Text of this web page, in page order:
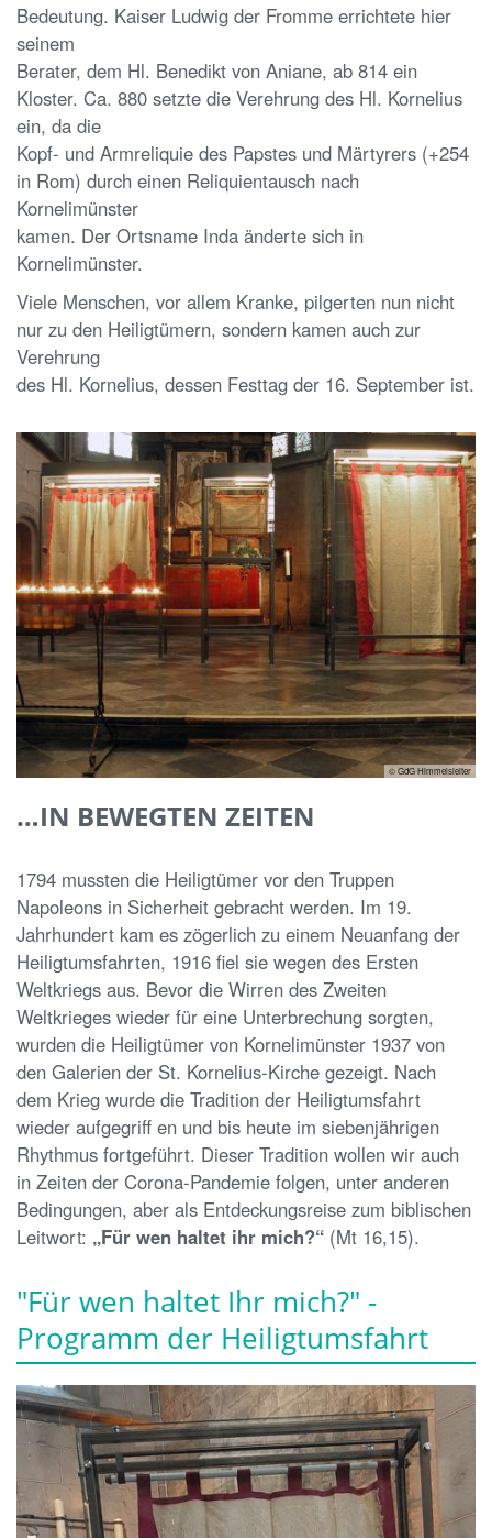
Bedeutung. Kaiser Ludwig der Fromme errichtete hier
seinem
Berater, dem Hl. Benedikt von Aniane, ab 814 ein
Kloster. Ca. 880 setzte die Verehrung des Hl. Kornelius
ein, da die
Kopf- und Armreliquie des Papstes und Märtyrers (+254
in Rom) durch einen Reliquientausch nach
Kornelimünster
kamen. Der Ortsname Inda änderte sich in
Kornelimünster.
Viele Menschen, vor allem Kranke, pilgerten nun nicht
nur zu den Heiligtümern, sondern kamen auch zur
Verehrung
des Hl. Kornelius, dessen Festtag der 16. September ist.
© GdG Himmelsleiter
…IN BEWEGTEN ZEITEN
1794 mussten die Heiligtümer vor den Truppen
Napoleons in Sicherheit gebracht werden. Im 19.
Jahrhundert kam es zögerlich zu einem Neuanfang der
Heiligtumsfahrten, 1916 ﬁel sie wegen des Ersten
Weltkriegs aus. Bevor die Wirren des Zweiten
Weltkrieges wieder für eine Unterbrechung sorgten,
wurden die Heiligtümer von Kornelimünster 1937 von
den Galerien der St. Kornelius-Kirche gezeigt. Nach
dem Krieg wurde die Tradition der Heiligtumsfahrt
wieder aufgegriff en und bis heute im siebenjährigen
Rhythmus fortgeführt. Dieser Tradition wollen wir auch
in Zeiten der Corona-Pandemie folgen, unter anderen
Bedingungen, aber als Entdeckungsreise zum biblischen
Leitwort: „Für wen haltet ihr mich?“ (Mt 16,15).
"Für wen haltet Ihr mich?" -
Programm der Heiligtumsfahrt